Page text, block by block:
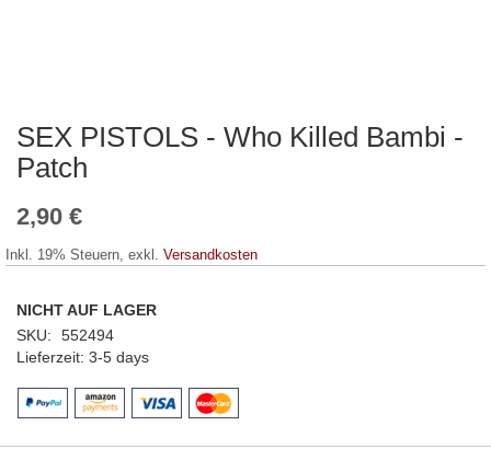
SEX PISTOLS - Who Killed Bambi -
Patch
2,90 €
Inkl. 19% Steuern, exkl. Versandkosten
NICHT AUF LAGER
SKU
552494
Lieferzeit 3-5 days
Zum
der
springen